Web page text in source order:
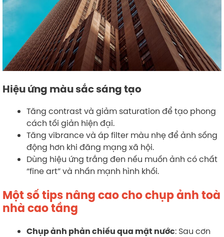
Hiệu ứng màu sắc sáng tạo
Tăng contrast và giảm saturation để tạo phong
cách tối giản hiện đại.
Tăng vibrance và áp filter màu nhẹ để ảnh sống
động hơn khi đăng mạng xã hội.
Dùng hiệu ứng trắng đen nếu muốn ảnh có chất
“fine art” và nhấn mạnh hình khối.
Một số tips nâng cao cho chụp ảnh toà
nhà cao tầng
Chụp ảnh phản chiếu qua mặt nước: Sau cơn